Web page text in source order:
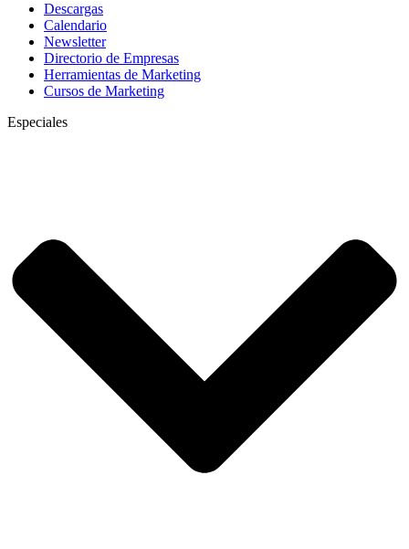
Descargas
Calendario
Newsletter
Directorio de Empresas
Herramientas de Marketing
Cursos de Marketing
Especiales